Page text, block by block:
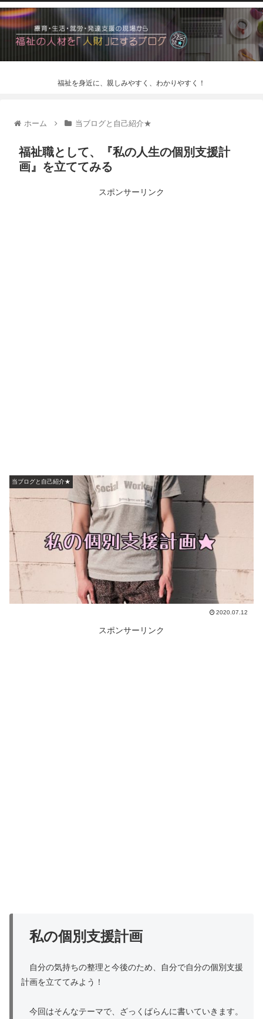
福祉を身近に、親しみやすく、わかりやすく！
ホーム 当ブログと自己紹介★
福祉職として、『私の人生の個別支援計
画』を立ててみる
スポンサーリンク
当ブログと自己紹介★
2020.07.12
スポンサーリンク
私の個別支援計画
自分の気持ちの整理と今後のため、自分で自分の個別支援
計画を立ててみよう！
今回はそんなテーマで、ざっくばらんに書いていきます。